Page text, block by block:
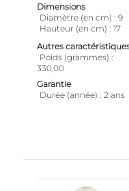
Dimensions
Diamètre (en cm)
9
Hauteur (en cm)
17
Autres
Poids (grammes)
330,00
Garantie
Durée (année)
2 ans